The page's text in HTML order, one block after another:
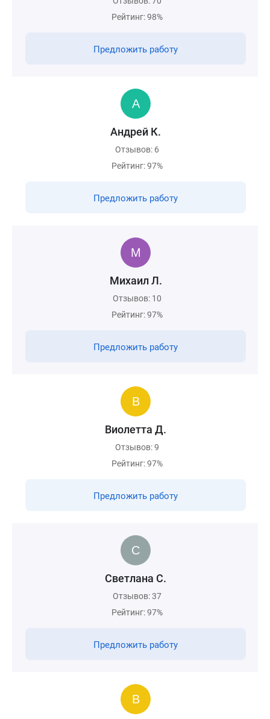
Рейтинг: 98%
Предложить работу
Андрей К.
Отзывов: 6
Рейтинг: 97%
Предложить работу
Михаил Л.
Отзывов: 10
Рейтинг: 97%
Предложить работу
Виолетта Д.
Отзывов: 9
Рейтинг: 97%
Предложить работу
Светлана С.
Отзывов: 37
Рейтинг: 97%
Предложить работу